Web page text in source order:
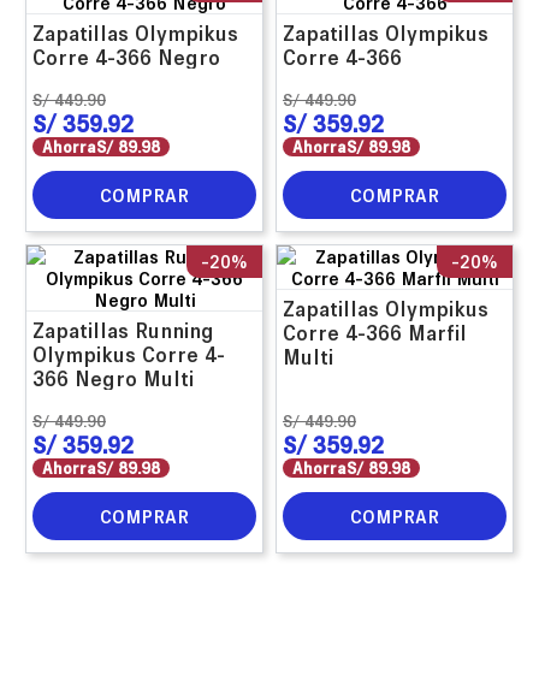
Zapatillas Olympikus
Corre 4-366 Negro
S/ 449.90
S/ 359.92
AhorraS/ 89.98
COMPRAR
Zapatillas Olympikus
Corre 4-366
S/ 449.90
S/ 359.92
AhorraS/ 89.98
COMPRAR
-20%
Zapatillas Running
Olympikus Corre 4-
366 Negro Multi
S/ 449.90
S/ 359.92
AhorraS/ 89.98
COMPRAR
-20%
Zapatillas Olympikus
Corre 4-366 Marfil
Multi
S/ 449.90
S/ 359.92
AhorraS/ 89.98
COMPRAR